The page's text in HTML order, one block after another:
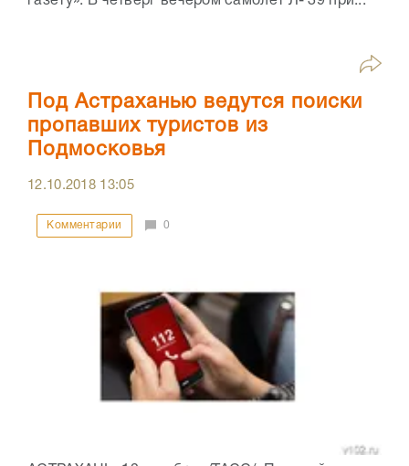
Под Астраханью ведутся поиски
пропавших туристов из
Подмосковья
12.10.2018 13:05
Комментарии 0